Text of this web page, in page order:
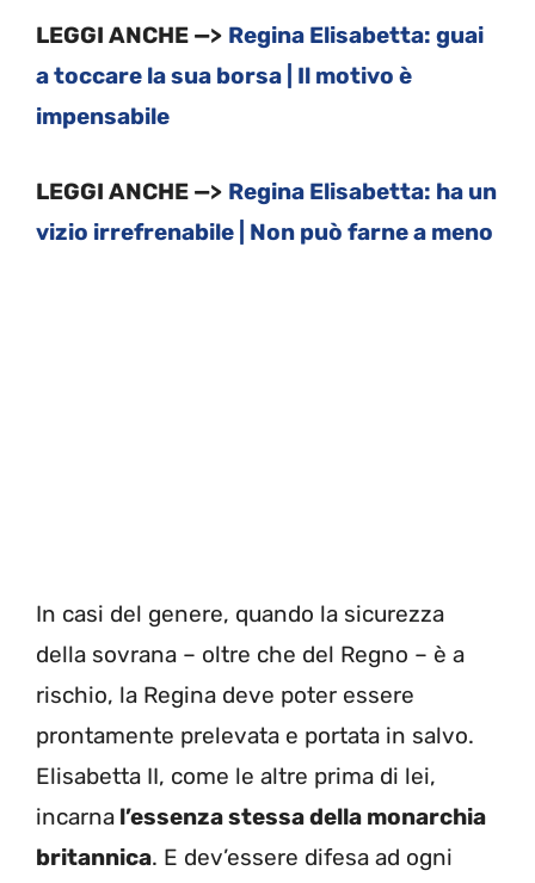
LEGGI ANCHE —> Regina Elisabetta: guai
a toccare la sua borsa | Il motivo è
impensabile
LEGGI ANCHE —> Regina Elisabetta: ha un
vizio irrefrenabile | Non può farne a meno
In casi del genere, quando la sicurezza
della sovrana – oltre che del Regno – è a
rischio, la Regina deve poter essere
prontamente prelevata e portata in salvo.
Elisabetta II, come le altre prima di lei,
incarna l’essenza stessa della monarchia
britannica. E dev’essere difesa ad ogni